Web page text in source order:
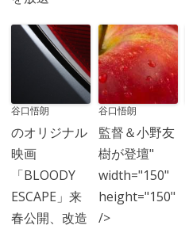
谷口悟朗
のオリジナル
映画
「BLOODY
ESCAPE」来
春公開、改造
谷口悟朗
監督＆小野友
樹が登壇"
width="150"
height="150"
/>